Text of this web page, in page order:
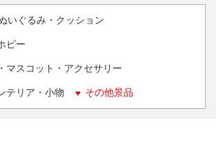
いぐるみ・クッション
ビー
マスコット・アクセサリー
テリア・小物 その他景品